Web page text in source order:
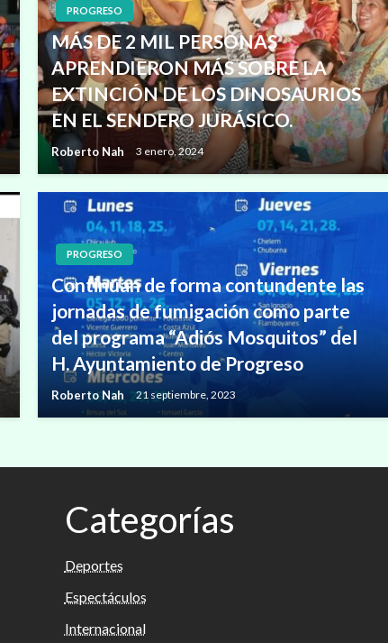
PROGRESO
MÁS DE 2 MIL PERSONAS
APRENDIERON MÁS SOBRE LA
EXTINCIÓN DE LOS DINOSAURIOS
EN EL SENDERO JURÁSICO.
Roberto Nah 3 enero, 2024
PROGRESO
Continúan de forma contundente las
jornadas de fumigación como parte
del programa “Adiós Mosquitos” del
H. Ayuntamiento de Progreso
Roberto Nah 21 septiembre, 2023
Categorías
Deportes
Espectáculos
Internacional